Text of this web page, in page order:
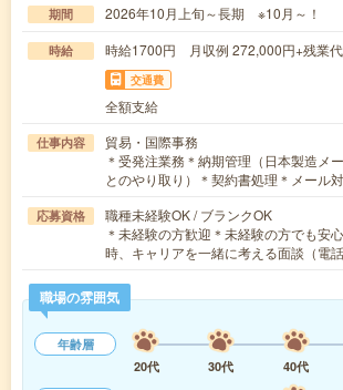
期間 2026年10月上旬～長期 ※10月～！
時給 時給1700円 月収例 272,000円+残業代
交通費
全額支給
仕事内容
貿易・国際事務
＊受発注業務＊納期管理（日本製造メ
とのやり取り）＊契約書処理＊メール
応募資格
職種未経験OK / ブランクOK
＊未経験の方歓迎＊未経験の方でも安
時、キャリアを一緒に考える面談（電
職場の雰囲気
年齢層
20代
30代 40代